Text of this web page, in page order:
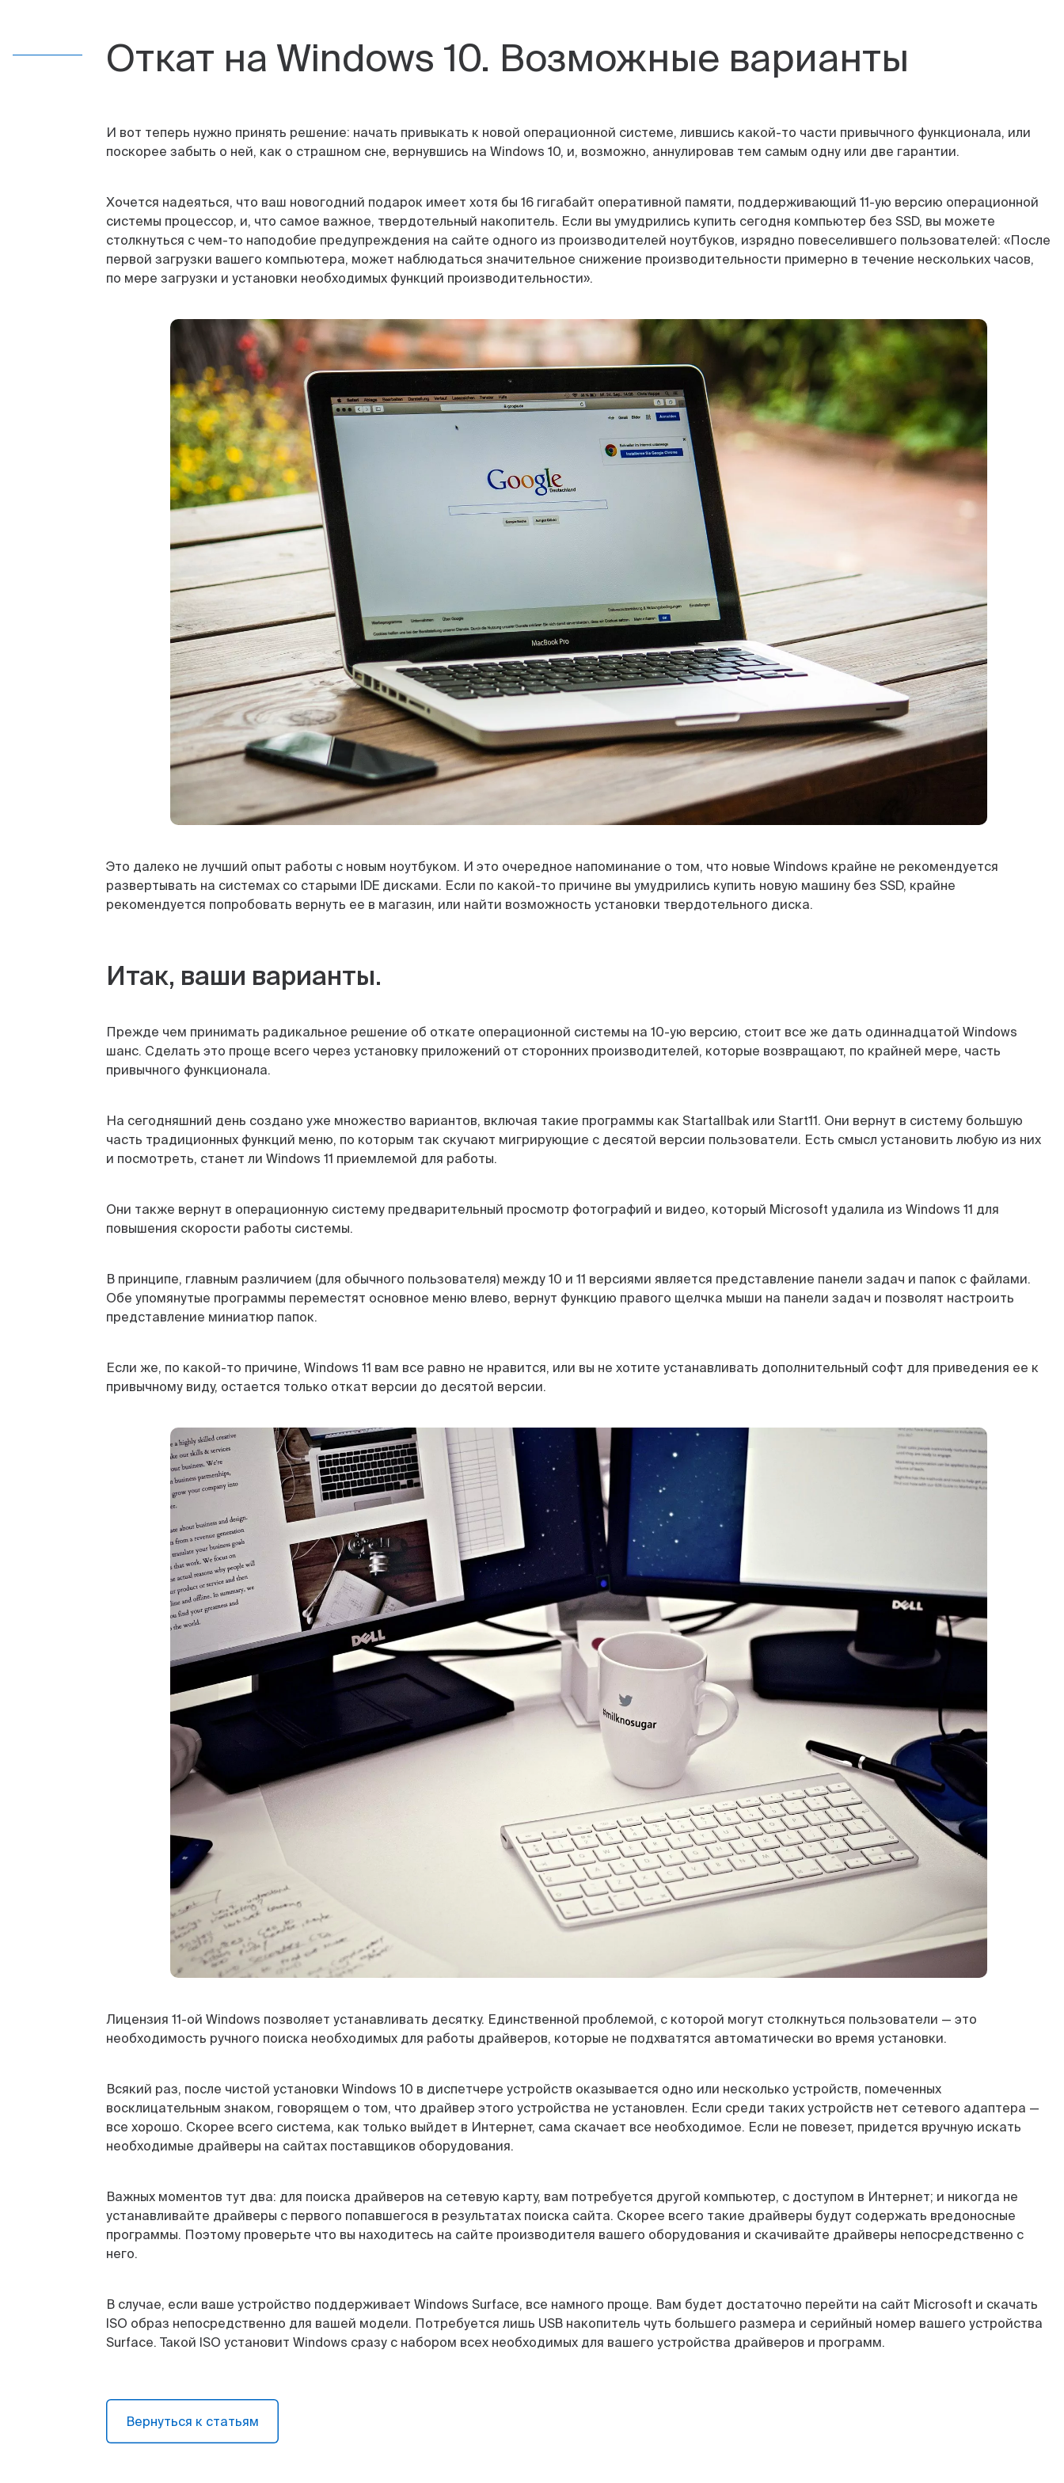
Откат на Windows 10. Возможные варианты
И вот теперь нужно принять решение: начать привыкать к новой операционной системе, лившись какой-то части привычного функционала, или
поскорее забыть о ней, как о страшном сне, вернувшись на Windows 10, и, возможно, аннулировав тем самым одну или две гарантии.
Хочется надеяться, что ваш новогодний подарок имеет хотя бы 16 гигабайт оперативной памяти, поддерживающий 11-ую версию операционной
системы процессор, и, что самое важное, твердотельный накопитель. Если вы умудрились купить сегодня компьютер без SSD, вы можете
столкнуться с чем-то наподобие предупреждения на сайте одного из производителей ноутбуков, изрядно повеселившего пользователей: «После
первой загрузки вашего компьютера, может наблюдаться значительное снижение производительности примерно в течение нескольких часов,
по мере загрузки и установки необходимых функций производительности».
Это далеко не лучший опыт работы с новым ноутбуком. И это очередное напоминание о том, что новые Windows крайне не рекомендуется
развертывать на системах со старыми IDE дисками. Если по какой-то причине вы умудрились купить новую машину без SSD, крайне
рекомендуется попробовать вернуть ее в магазин, или найти возможность установки твердотельного диска.
Итак, ваши варианты.
Прежде чем принимать радикальное решение об откате операционной системы на 10-ую версию, стоит все же дать одиннадцатой Windows
шанс. Сделать это проще всего через установку приложений от сторонних производителей, которые возвращают, по крайней мере, часть
привычного функционала.
На сегодняшний день создано уже множество вариантов, включая такие программы как Startallbak или Start11. Они вернут в систему большую
часть традиционных функций меню, по которым так скучают мигрирующие с десятой версии пользователи. Есть смысл установить любую из них
и посмотреть, станет ли Windows 11 приемлемой для работы.
Они также вернут в операционную систему предварительный просмотр фотографий и видео, который Microsoft удалила из Windows 11 для
повышения скорости работы системы.
В принципе, главным различием (для обычного пользователя) между 10 и 11 версиями является представление панели задач и папок с файлами.
Обе упомянутые программы переместят основное меню влево, вернут функцию правого щелчка мыши на панели задач и позволят настроить
представление миниатюр папок.
Если же, по какой-то причине, Windows 11 вам все равно не нравится, или вы не хотите устанавливать дополнительный софт для приведения ее к
привычному виду, остается только откат версии до десятой версии.
Лицензия 11-ой Windows позволяет устанавливать десятку. Единственной проблемой, с которой могут столкнуться пользователи — это
необходимость ручного поиска необходимых для работы драйверов, которые не подхватятся автоматически во время установки.
Всякий раз, после чистой установки Windows 10 в диспетчере устройств оказывается одно или несколько устройств, помеченных
восклицательным знаком, говорящем о том, что драйвер этого устройства не установлен. Если среди таких устройств нет сетевого адаптера —
все хорошо. Скорее всего система, как только выйдет в Интернет, сама скачает все необходимое. Если не повезет, придется вручную искать
необходимые драйверы на сайтах поставщиков оборудования.
Важных моментов тут два: для поиска драйверов на сетевую карту, вам потребуется другой компьютер, с доступом в Интернет; и никогда не
устанавливайте драйверы с первого попавшегося в результатах поиска сайта. Скорее всего такие драйверы будут содержать вредоносные
программы. Поэтому проверьте что вы находитесь на сайте производителя вашего оборудования и скачивайте драйверы непосредственно с
него.
В случае, если ваше устройство поддерживает Windows Surface, все намного проще. Вам будет достаточно перейти на сайт Microsoft и скачать
ISO образ непосредственно для вашей модели. Потребуется лишь USB накопитель чуть большего размера и серийный номер вашего устройства
Surface. Такой ISO установит Windows сразу с набором всех необходимых для вашего устройства драйверов и программ.
Вернуться к статьям